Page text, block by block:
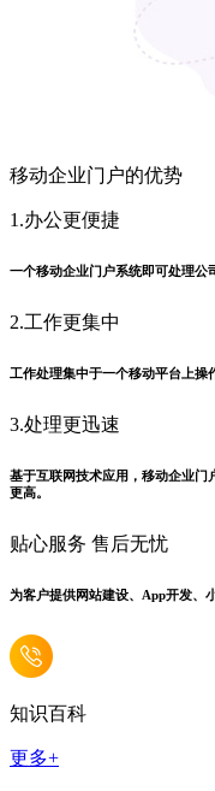
移动企业门户的优势
1.办公更便捷
一个移动企业门户系统即可处理公
2.工作更集中
工作处理集中于一个移动平台上操
3.处理更迅速
基于互联网技术应用，移动企业门
更高。
贴心服务 售后无忧
为客户提供网站建设、App开发、
知识百科
更多+